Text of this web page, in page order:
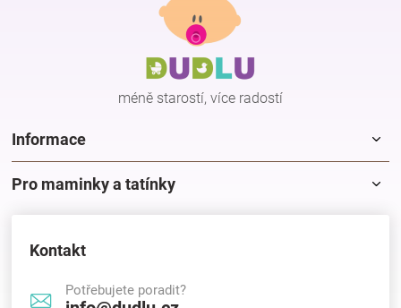
d
a
c
í
p
r
méně starostí, více radostí
Informace
Pro maminky a tatínky
Kontakt
Potřebujete poradit?